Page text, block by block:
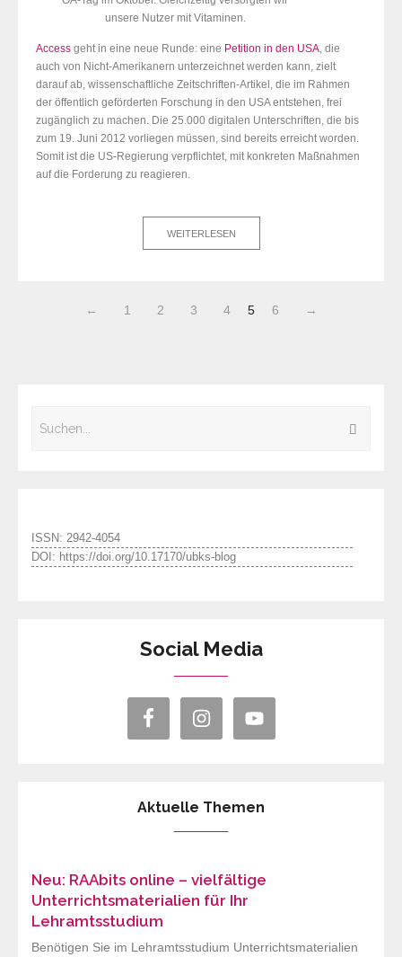
unsere Nutzer mit Vitaminen.
Access geht in eine neue Runde: eine Petition in den USA, die
auch von Nicht-Amerikanern unterzeichnet werden kann, zielt
darauf ab, wissenschaftliche Zeitschriften-Artikel, die im Rahmen
der öffentlich geförderten Forschung in den USA entstehen, frei
zugänglich zu machen. Die 25.000 digitalen Unterschriften, die bis
zum 19. Juni 2012 vorliegen müssen, sind bereits erreicht worden.
Somit ist die US-Regierung verpflichtet, mit konkreten Maßnahmen
auf die Forderung zu reagieren.
WEITERLESEN
← 1 2 3 4 5 6 →
ISSN: 2942-4054
DOI: https://doi.org/10.17170/ubks-blog
Social Media
Aktuelle Themen
Neu: RAAbits online – vielfältige
Unterrichtsmaterialien für Ihr
Lehramtsstudium
Benötigen Sie im Lehramtsstudium Unterrichtsmaterialien